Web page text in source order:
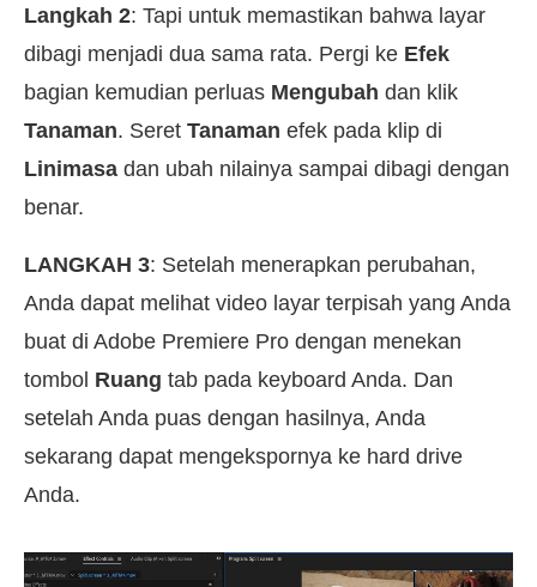
Langkah 2: Tapi untuk memastikan bahwa layar
dibagi menjadi dua sama rata. Pergi ke Efek
bagian kemudian perluas Mengubah dan klik
Tanaman. Seret Tanaman efek pada klip di
Linimasa dan ubah nilainya sampai dibagi dengan
benar.
LANGKAH 3: Setelah menerapkan perubahan,
Anda dapat melihat video layar terpisah yang Anda
buat di Adobe Premiere Pro dengan menekan
tombol Ruang tab pada keyboard Anda. Dan
setelah Anda puas dengan hasilnya, Anda
sekarang dapat mengekspornya ke hard drive
Anda.